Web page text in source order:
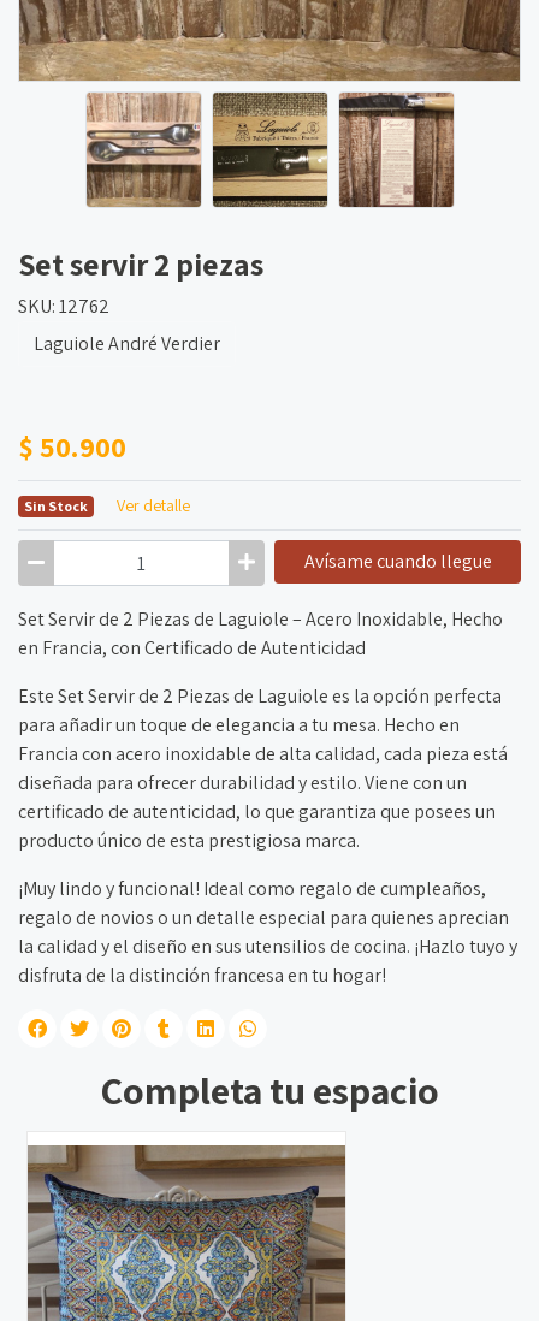
Set servir 2 piezas
SKU: 12762
Laguiole André Verdier
$ 50.900
Sin Stock Ver detalle
Avísame cuando llegue
Set Servir de 2 Piezas de Laguiole – Acero Inoxidable, Hecho
en Francia, con Certificado de Autenticidad
Este Set Servir de 2 Piezas de Laguiole es la opción perfecta
para añadir un toque de elegancia a tu mesa. Hecho en
Francia con acero inoxidable de alta calidad, cada pieza está
diseñada para ofrecer durabilidad y estilo. Viene con un
certificado de autenticidad, lo que garantiza que posees un
producto único de esta prestigiosa marca.
¡Muy lindo y funcional! Ideal como regalo de cumpleaños,
regalo de novios o un detalle especial para quienes aprecian
la calidad y el diseño en sus utensilios de cocina. ¡Hazlo tuyo y
disfruta de la distinción francesa en tu hogar!
Completa tu espacio